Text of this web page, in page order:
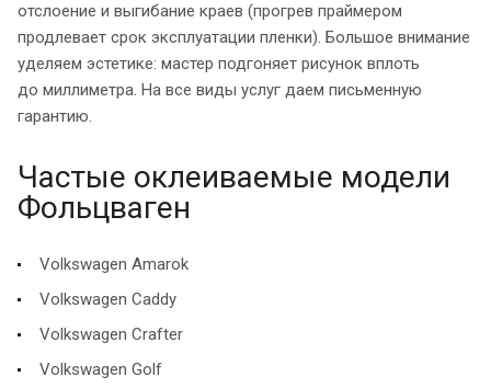
отслоение и выгибание краев (прогрев праймером
продлевает срок эксплуатации пленки). Большое внимание
уделяем эстетике: мастер подгоняет рисунок вплоть
до миллиметра. На все виды услуг даем письменную
гарантию.
Частые оклеиваемые модели
Фольцваген
Volkswagen Amarok
Volkswagen Caddy
Volkswagen Crafter
Volkswagen Golf